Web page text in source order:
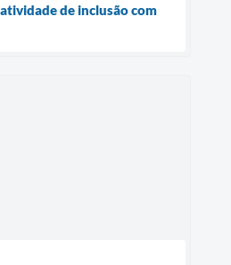
de inclusão com